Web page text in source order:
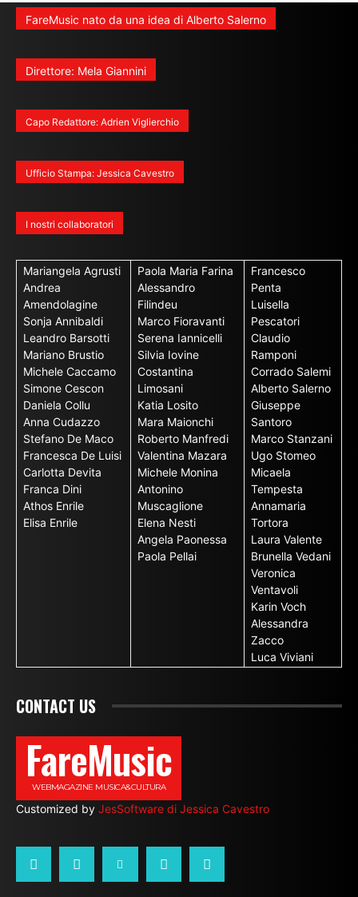
FareMusic nato da una idea di Alberto Salerno
Direttore: Mela Giannini
Capo Redattore: Adrien Viglierchio
Ufficio Stampa: Jessica Cavestro
I nostri collaboratori
Mariangela Agrusti
Andrea
Amendolagine
Sonja Annibaldi
Leandro Barsotti
Mariano Brustio
Michele Caccamo
Simone Cescon
Daniela Collu
Anna Cudazzo
Stefano De Maco
Francesca De Luisi
Carlotta Devita
Franca Dini
Athos Enrile
Elisa Enrile
Paola Maria Farina
Alessandro
Filindeu
Marco Fioravanti
Serena Iannicelli
Silvia Iovine
Costantina
Limosani
Katia Losito
Mara Maionchi
Roberto Manfredi
Valentina Mazara
Michele Monina
Antonino
Muscaglione
Elena Nesti
Angela Paonessa
Paola Pellai
Francesco
Penta
Luisella
Pescatori
Claudio
Ramponi
Corrado Salemi
Alberto Salerno
Giuseppe
Santoro
Marco Stanzani
Ugo Stomeo
Micaela
Tempesta
Annamaria
Tortora
Laura Valente
Brunella Vedani
Veronica
Ventavoli
Karin Voch
Alessandra
Zacco
Luca Viviani
CONTACT US
FareMusic
WEBMAGAZINE MUSICA&CULTURA
Customized by JesSoftware di Jessica Cavestro